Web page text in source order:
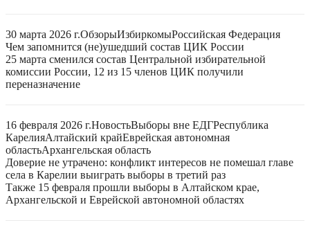
30 марта 2026 г.ОбзорыИзбиркомыРоссийская Федерация
Чем запомнится (не)ушедший состав ЦИК России
25 марта сменился состав Центральной избирательной
комиссии России, 12 из 15 членов ЦИК получили
переназначение
16 февраля 2026 г.НовостьВыборы вне ЕДГРеспублика
КарелияАлтайский крайЕврейская автономная
областьАрхангельская область
Доверие не утрачено: конфликт интересов не помешал главе
села в Карелии выиграть выборы в третий раз
Также 15 февраля прошли выборы в Алтайском крае,
Архангельской и Еврейской автономной областях